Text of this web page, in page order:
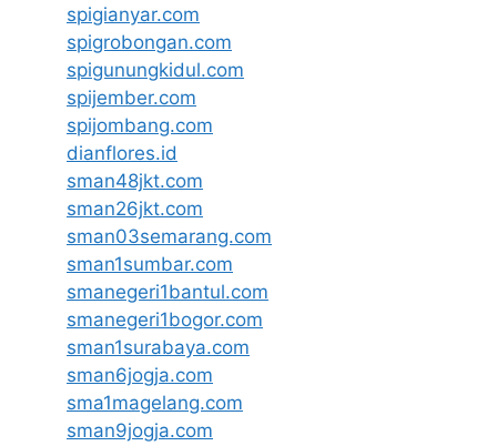
spigianyar.com
spigrobongan.com
spigunungkidul.com
spijember.com
spijombang.com
dianflores.id
sman48jkt.com
sman26jkt.com
sman03semarang.com
sman1sumbar.com
smanegeri1bantul.com
smanegeri1bogor.com
sman1surabaya.com
sman6jogja.com
sma1magelang.com
sman9jogja.com